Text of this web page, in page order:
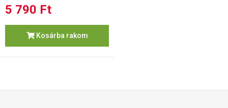
5 790 Ft
Kosárba rakom